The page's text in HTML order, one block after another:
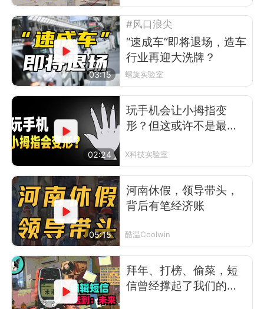
03:15
#风口浪尖
“速成车”即将退场，造车
行业再迎大洗牌？
螺旋实验室
02:24
玩手机会让小拇指变
形？但这或许不是最可
X科技实验室
05:15
河南休假，领导带头，
背后有笔经济账
酷温Coolwin
拜年、打榜、偷菜，短
信曾经撑起了我们的前